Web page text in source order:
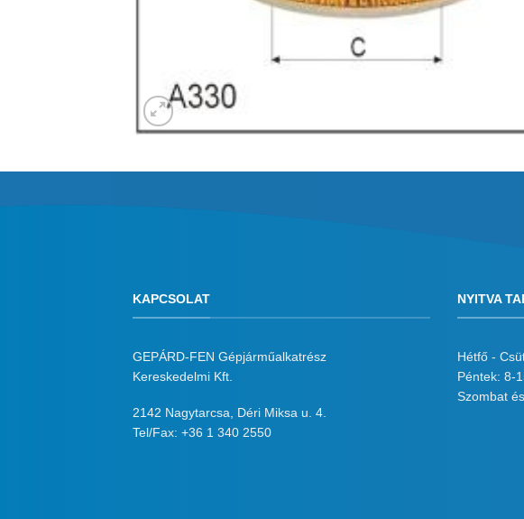
KAPCSOLAT
GEPÁRD-FEN Gépjárműalkatrész
Kereskedelmi Kft.
2142 Nagytarcsa, Déri Miksa u. 4.
Tel/Fax: +36 1 340 2550
NYITVA
Hétfő -
Péntek: 8-
Szombat